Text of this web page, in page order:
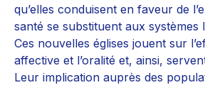
qu’elles conduisent en faveur de
santé se substituent aux systèmes
Ces nouvelles églises jouent sur
affective et l’oralité et, ainsi,
Leur implication auprès des